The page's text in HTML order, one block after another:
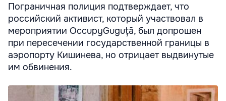
Пограничная полиция подтверждает, что
российский активист, который участвовал в
мероприятии OccupyGuguţă, был допрошен
при пересечении государственной границы в
аэропорту Кишинева, но отрицает выдвинутые
им обвинения.